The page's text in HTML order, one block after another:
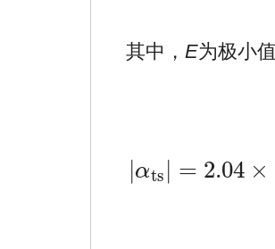
其中， E为极小
αts = 2.04 ×
αts|=2.04 ×10− 5[(ε∞−σ″ω ε0)2